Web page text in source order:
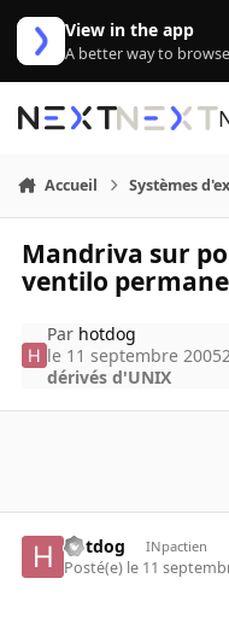
Aller au contenu
View in the app
A better way to
Accueil Systèmes
Mandriva sur
ventilo
Par hotdog
le 11 septembre 2005
dérivés d'UNIX
hotdog INpactien
Posté(e) le 11